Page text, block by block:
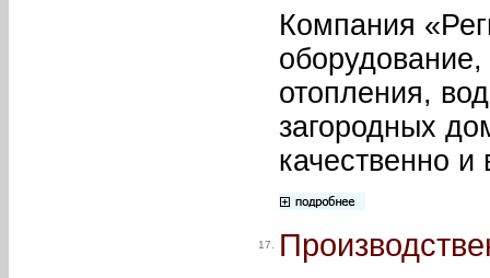
Компания
отопления,
загородных
качественно и
17.